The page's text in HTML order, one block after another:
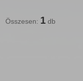
Összesen: 1 db